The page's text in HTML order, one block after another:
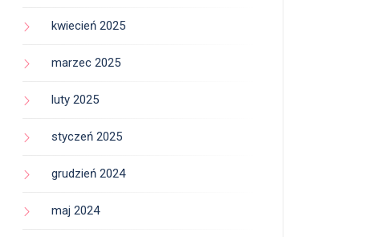
kwiecień 2025
marzec 2025
luty 2025
styczeń 2025
grudzień 2024
maj 2024